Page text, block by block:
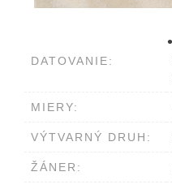
DATOVANIE:
MIERY:
VÝTVARNÝ DRUH:
ŽÁNER: